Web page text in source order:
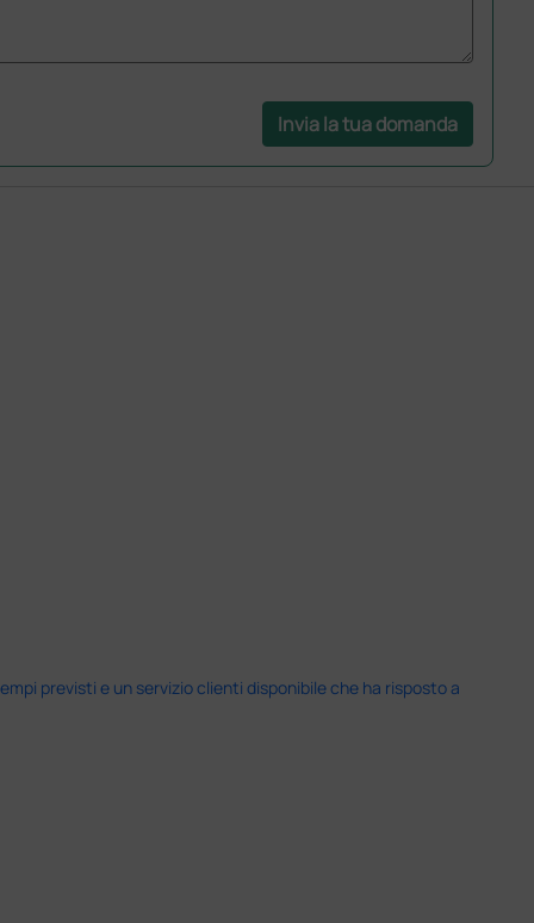
Invia la tua domanda
previsti e un servizio clienti disponibile che ha risposto a